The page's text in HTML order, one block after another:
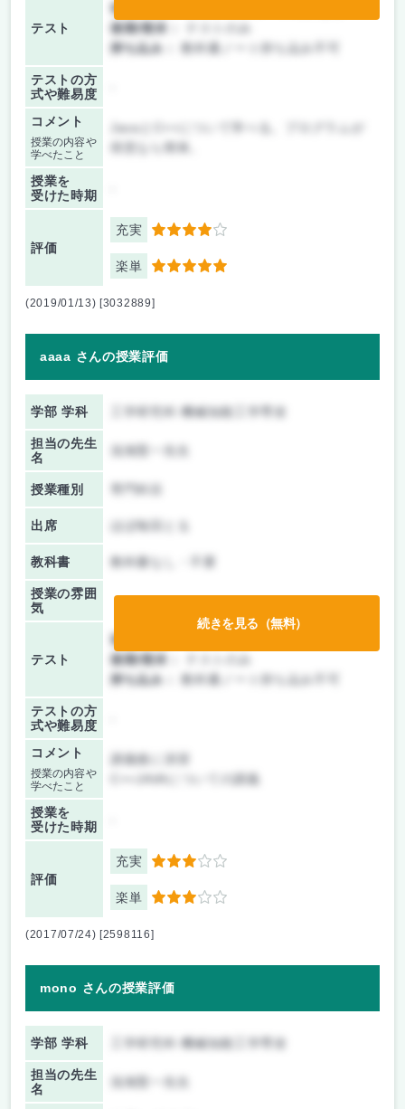
テスト
前期/中間：
後期/期末：
持ち込み：
教科書ノート持ち込み不可
テストの方
式や難易度
コメント
授業の内容や
学べたこと
JavaとC++について学べる。プログラムが
授業を
受けた時期
評価
充実 4
楽単 5
(2019/01/13) [3032889]
aaaa さんの授業評価
学部 学科 工学研究科 機械知能工学専攻
担当の先生
名
授業種別
出席 ほぼ毎回とる
教科書 教科書なし・不要
授業の雰囲
気
テスト
前期/中間：
後期/期末：
持ち込み：
教科書ノート持ち込み不可
テストの方
式や難易度
コメント
授業の内容や
学べたこと
講義後に演習
C++JAVAについての講義
授業を
受けた時期
評価
充実 3
楽単 3
続きを見る（無料）
(2017/07/24) [2598116]
mono さんの授業評価
学部 学科 工学研究科 機械知能工学専攻
担当の先生
名